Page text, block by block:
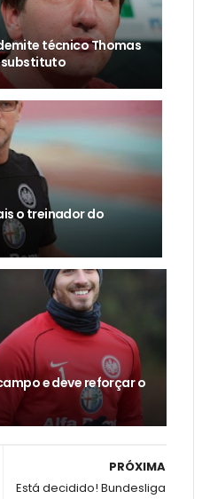
técnico Thomas
substituto
o treinador do
e deve reforçar o
PRÓXIMA
Está decidido! Bundesliga